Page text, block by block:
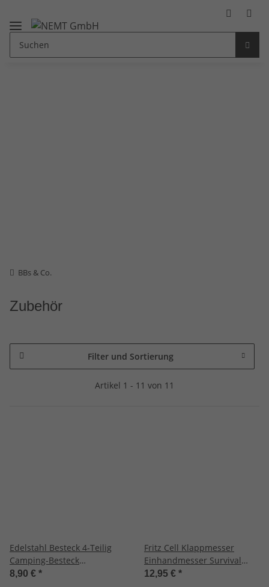
BBs & Co.
Zubehör
Filter und Sortierung
Artikel 1 - 11 von 11
Edelstahl Besteck 4-Teilig
Camping-Besteck
Essbesteck Bundeswehr für
8,90 € *
Fritz Cell Klappmesser
Einhandmesser Survival
Taschenmesser Outdoor
12,95 € *